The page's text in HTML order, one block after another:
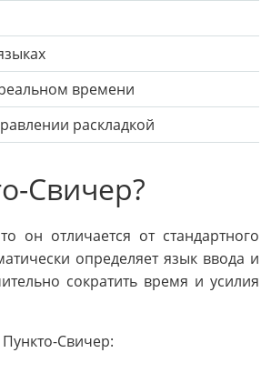
времени
раскладкой
Свичер?
он отличается от стандартного
определяет язык ввода и
сократить время и усилия
Свичер: